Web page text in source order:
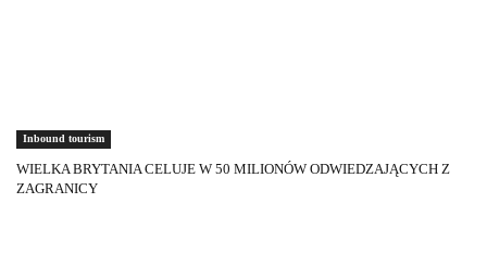
Inbound tourism
WIELKA BRYTANIA CELUJE W 50 MILIONÓW ODWIEDZAJĄCYCH Z
ZAGRANICY